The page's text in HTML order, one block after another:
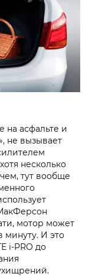
на асфальте и
не вызывает
несколько
тут вообще
мотор может
минуту. И это
i‑PRO до